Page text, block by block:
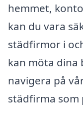
hemmet,
kan du vara
städfirmor i
kan möta dina
navigera på
städfirma som